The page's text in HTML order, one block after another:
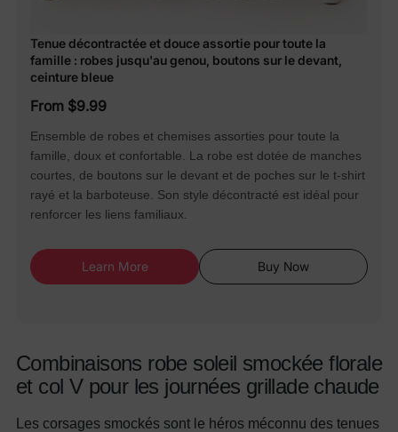
Tenue décontractée et douce assortie pour toute la
famille : robes jusqu'au genou, boutons sur le devant,
ceinture bleue
From $9.99
Ensemble de robes et chemises assorties pour toute la
famille, doux et confortable. La robe est dotée de manches
courtes, de boutons sur le devant et de poches sur le t-shirt
rayé et la barboteuse. Son style décontracté est idéal pour
renforcer les liens familiaux.
Learn More Buy Now
Combinaisons robe soleil smockée florale
et col V pour les journées grillade chaude
Les corsages smockés sont le héros méconnu des tenues